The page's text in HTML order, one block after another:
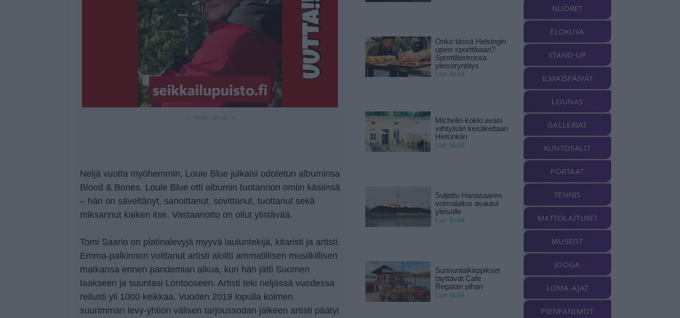
Neljä vuotta myöhemmin, Louie Blue julkaisi odotetun albuminsa
Blood & Bones. Louie Blue otti albumin tuotannon omiin käsiinsä
– hän on säveltänyt, sanoittanut, sovittanut, tuottanut sekä
miksannut kaiken itse. Vastaanotto on ollut ylistävää.
Tomi Saario on platinalevyjä myyvä lauluntekijä, kitaristi ja artisti.
Emma-palkinnon voittanut artisti aloitti ammatillisen musiikillisen
matkansa ennen pandemian alkua, kun hän jätti Suomen
taakseen ja suuntasi Lontooseen. Artisti teki neljässä vuodessa
reilusti yli 1000 keikkaa. Vuoden 2019 lopulla kolmen
suurimman levy-yhtiön välisen tarjoussodan jälkeen artisti päätyi
Onko tässä Helsingin
upein sporttibaari?
Sporttibistrossa
yleisöryntäys
Lue lisää
Michelin-kokki avasi
viihtyisän kesäkeitaan
Helsinkiin
Lue lisää
Suljettu Hanasaaren
voimalaitos avautui
yleisölle
Lue lisää
Sunnuntaikirppikset
täyttävät Cafe
Regatan pihan
Lue lisää
NUORET
ELOKUVA
STAND-UP
ILMAISPÄIVÄT
LOUNAS
GALLERIAT
KUNTOSALIT
PORTAAT
TENNIS
MATTOLAITURIT
MUSEOT
JOOGA
LOMA-AJAT
PIENPANIMOT